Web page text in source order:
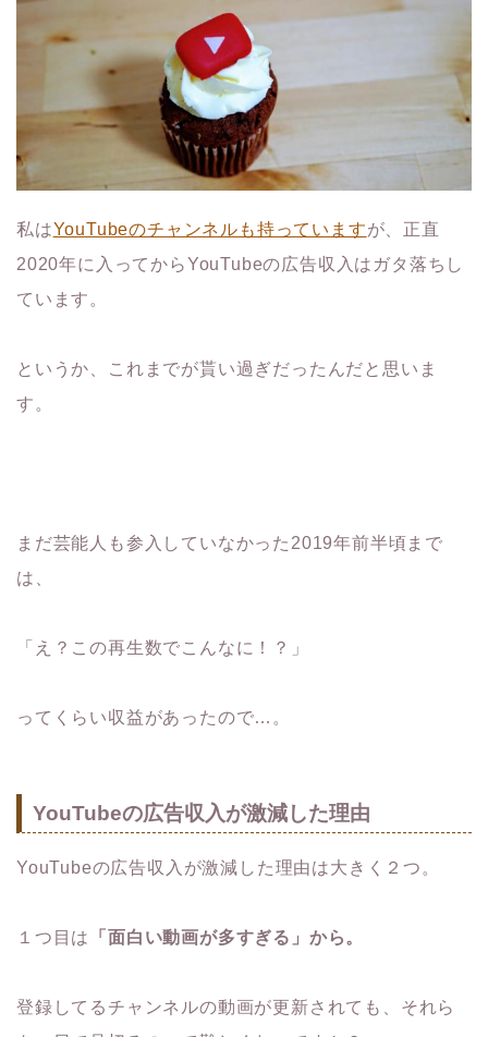
私はYouTubeのチャンネルも持っていますが、正直
2020年に入ってからYouTubeの広告収入はガタ落ちし
ています。
というか、これまでが貰い過ぎだったんだと思いま
す。
まだ芸能人も参入していなかった2019年前半頃まで
は、
「え？この再生数でこんなに！？」
ってくらい収益があったので…。
YouTubeの広告収入が激減した理由
YouTubeの広告収入が激減した理由は大きく２つ。
１つ目は 「面白い動画が多すぎる」から。
登録してるチャンネルの動画が更新されても、それら